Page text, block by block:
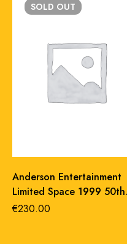
SOLD OUT
Anderson Entertainment
Limited Space 1999 50th
anniversary golden eagle
€230.00